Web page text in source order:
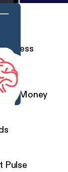
for Money
Pulse